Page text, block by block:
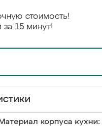
стоимость!
15 минут!
Материал корпуса кухни: